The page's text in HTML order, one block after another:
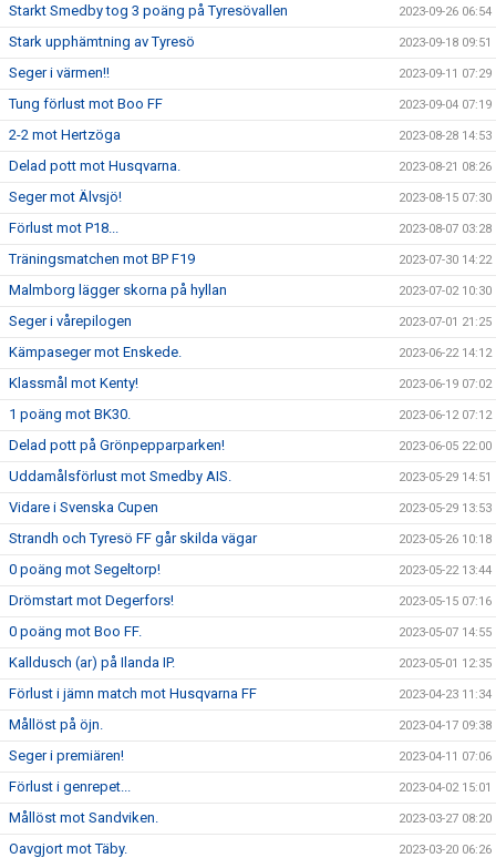
Starkt Smedby tog 3 poäng på Tyresövallen 2023-09-26 06:54
Stark upphämtning av Tyresö 2023-09-18 09:51
Seger i värmen!! 2023-09-11 07:29
Tung förlust mot Boo FF 2023-09-04 07:19
2-2 mot Hertzöga 2023-08-28 14:53
Delad pott mot Husqvarna. 2023-08-21 08:26
Seger mot Älvsjö! 2023-08-15 07:30
Förlust mot P18... 2023-08-07 03:28
Träningsmatchen mot BP F19 2023-07-30 14:22
Malmborg lägger skorna på hyllan 2023-07-02 10:30
Seger i vårepilogen 2023-07-01 21:25
Kämpaseger mot Enskede. 2023-06-22 14:12
Klassmål mot Kenty! 2023-06-19 07:02
1 poäng mot BK30. 2023-06-12 07:12
Delad pott på Grönpepparparken! 2023-06-05 22:00
Uddamålsförlust mot Smedby AIS. 2023-05-29 14:51
Vidare i Svenska Cupen 2023-05-29 13:53
Strandh och Tyresö FF går skilda vägar 2023-05-26 10:18
0 poäng mot Segeltorp! 2023-05-22 13:44
Drömstart mot Degerfors! 2023-05-15 07:16
0 poäng mot Boo FF. 2023-05-07 14:55
Kalldusch (ar) på Ilanda IP. 2023-05-01 12:35
Förlust i jämn match mot Husqvarna FF 2023-04-23 11:34
Mållöst på öjn. 2023-04-17 09:38
Seger i premiären! 2023-04-11 07:06
Förlust i genrepet... 2023-04-02 15:01
Mållöst mot Sandviken. 2023-03-27 08:20
Oavgjort mot Täby. 2023-03-20 06:26